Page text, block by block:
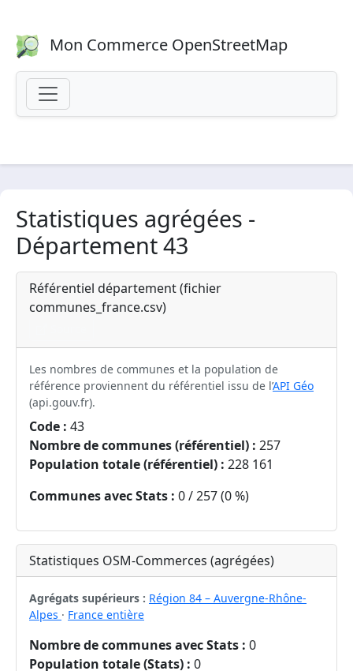
Mon Commerce OpenStreetMap
Statistiques agrégées -
Département 43
Référentiel département (fichier
communes_france.csv)
Les nombres de communes et la population de
référence proviennent du référentiel issu de l’API Géo
(api.gouv.fr).
Code : 43
Nombre de communes (référentiel) : 257
Population totale (référentiel) : 228 161
Communes avec Stats : 0 / 257 (0 %)
Statistiques OSM-Commerces (agrégées)
Agrégats supérieurs : Région 84 – Auvergne-Rhône-
Alpes · France entière
Nombre de communes avec Stats : 0
Population totale (Stats) : 0